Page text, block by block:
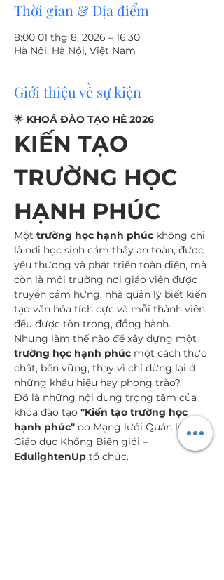
Thời gian & Địa điểm
8:00 01 thg 8, 2026 – 16:30
Hà Nội, Hà Nội, Việt Nam
Giới thiệu về sự kiện
🌟 KHOÁ ĐÀO TẠO HÈ 2026
KIẾN TẠO
TRƯỜNG HỌC
HẠNH PHÚC
Một trường học hạnh phúc không chỉ
là nơi học sinh cảm thấy an toàn, được
yêu thương và phát triển toàn diện, mà
còn là môi trường nơi giáo viên được
truyền cảm hứng, nhà quản lý biết kiến
tạo văn hóa tích cực và mỗi thành viên
đều được tôn trọng, đồng hành.
Nhưng làm thế nào để xây dựng một
trường học hạnh phúc một cách thực
chất, bền vững, thay vì chỉ dừng lại ở
những khẩu hiệu hay phong trào?
Đó là những nội dung trọng tâm của
khóa đào tạo "Kiến tạo trường học
hạnh phúc" do Mạng lưới Quản lý
Giáo dục Không Biên giới –
EdulightenUp tổ chức.